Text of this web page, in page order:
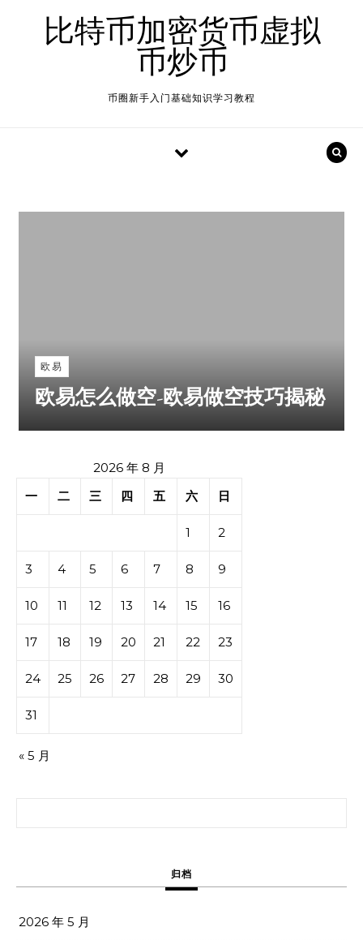
比特币加密货币虚拟
币炒币
币圈新手入门基础知识学习教程
欧易
欧易怎么做空-欧易做空技巧揭秘
2026 年 8 月
一
二 三 四 五 六 日
1 2
3 4 5 6 7 8 9
10 11 12 13 14 15 16
17 18 19 20 21 22 23
24 25 26 27 28 29 30
31
« 5 月
归档
2026 年 5 月